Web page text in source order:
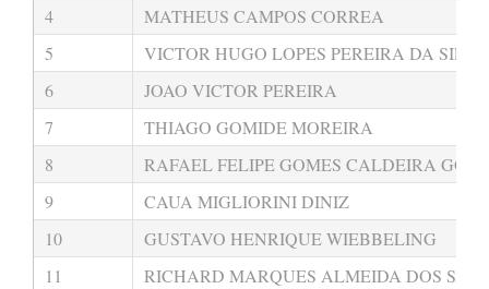
4
MATHEUS CAMPOS CORREA
5
VICTOR HUGO LOPES PEREIRA DA SILVA
6
JOAO VICTOR PEREIRA
7
THIAGO GOMIDE MOREIRA
8
RAFAEL FELIPE GOMES CALDEIRA
9
CAUA MIGLIORINI DINIZ
10
GUSTAVO HENRIQUE WIEBBELING
11
RICHARD MARQUES ALMEIDA DOS